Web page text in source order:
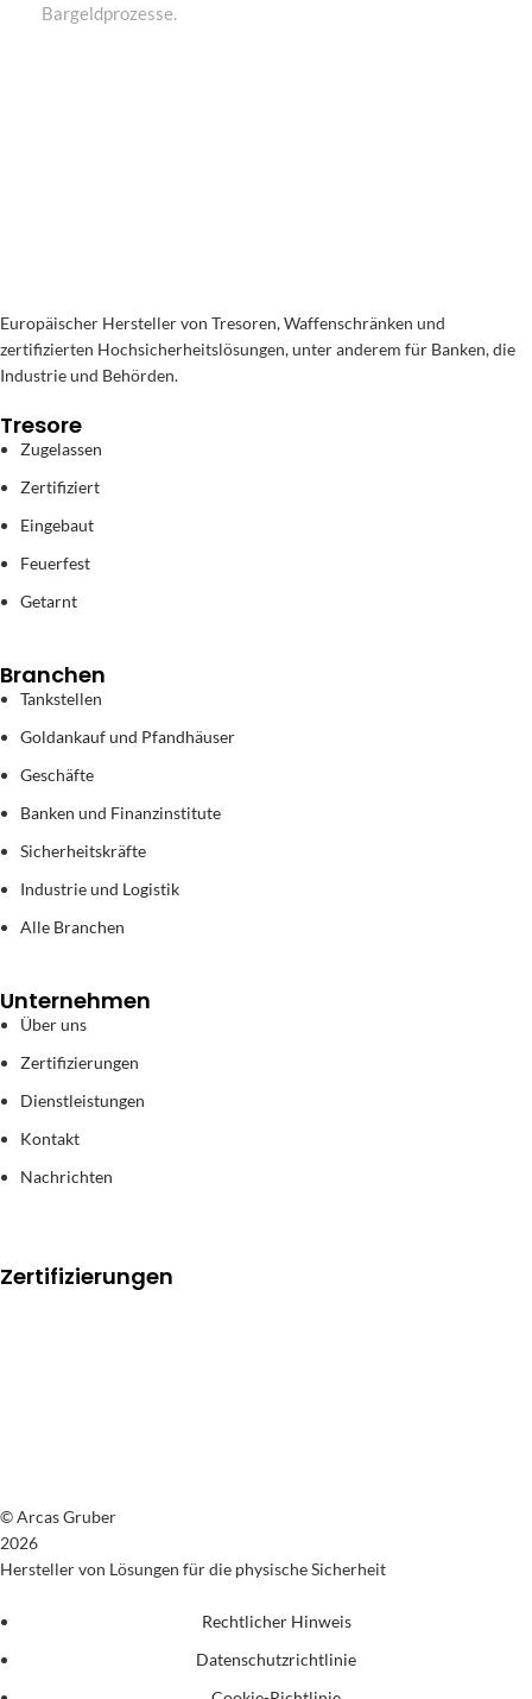
Bargeldprozesse.
Europäischer Hersteller von Tresoren, Waffenschränken und
zertifizierten Hochsicherheitslösungen, unter anderem für Banken, die
Industrie und Behörden.
Tresore
Zugelassen
Zertifiziert
Eingebaut
Feuerfest
Getarnt
Branchen
Tankstellen
Goldankauf und Pfandhäuser
Geschäfte
Banken und Finanzinstitute
Sicherheitskräfte
Industrie und Logistik
Alle Branchen
Unternehmen
Über uns
Zertifizierungen
Dienstleistungen
Kontakt
Nachrichten
Zertifizierungen
© Arcas Gruber
2026
Hersteller von Lösungen für die physische Sicherheit
Rechtlicher Hinweis
Datenschutzrichtlinie